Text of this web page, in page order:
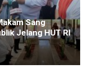
Sang
Jelang HUT RI